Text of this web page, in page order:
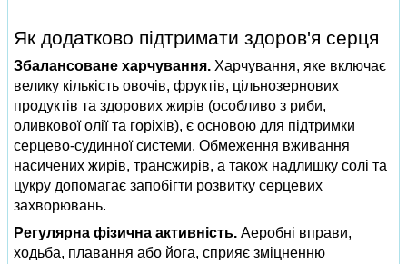
Як додатково підтримати здоров'я серця
Збалансоване харчування. Харчування, яке включає
велику кількість овочів, фруктів, цільнозернових
продуктів та здорових жирів (особливо з риби,
оливкової олії та горіхів), є основою для підтримки
серцево-судинної системи. Обмеження вживання
насичених жирів, трансжирів, а також надлишку солі та
цукру допомагає запобігти розвитку серцевих
захворювань.
Регулярна фізична активність. Аеробні вправи,
ходьба, плавання або йога, сприяє зміцненню